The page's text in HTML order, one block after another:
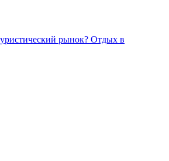
рынок? Отдых в